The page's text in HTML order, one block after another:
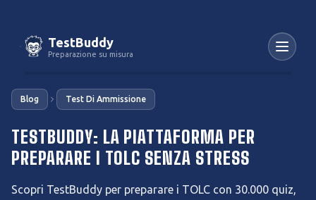
TestBuddy
Preparazione su misura
Blog Test Di Ammissione
TESTBUDDY: LA PIATTAFORMA PER
PREPARARE I TOLC SENZA STRESS
Scopri TestBuddy per preparare i TOLC con 30.000 quiz,